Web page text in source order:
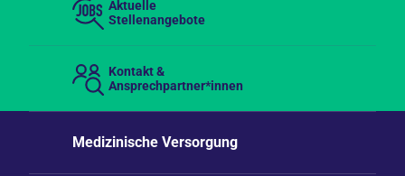
Aktuelle
Stellenangebote
Kontakt &
Ansprechpartner*innen
Medizinische Versorgung